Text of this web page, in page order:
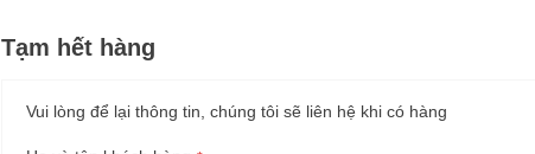
Tạm hết hàng
Vui lòng để lại thông tin, chúng tôi sẽ liên hệ khi có hàng